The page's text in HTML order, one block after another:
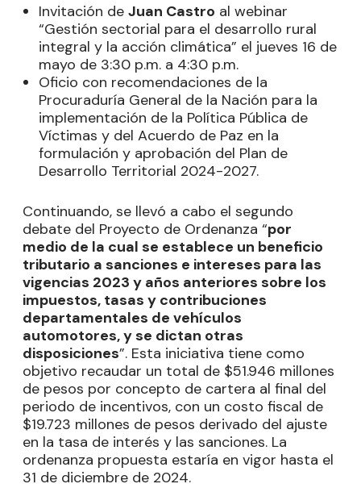
Invitación de Juan Castro al webinar
“Gestión sectorial para el desarrollo rural
integral y la acción climática” el jueves 16 de
mayo de 3:30 p.m. a 4:30 p.m.
Oficio con recomendaciones de la
Procuraduría General de la Nación para la
implementación de la Política Pública de
Víctimas y del Acuerdo de Paz en la
formulación y aprobación del Plan de
Desarrollo Territorial 2024-2027.
Continuando, se llevó a cabo el segundo
debate del Proyecto de Ordenanza “por
medio de la cual se establece un beneficio
tributario a sanciones e intereses para las
vigencias 2023 y años anteriores sobre los
impuestos, tasas y contribuciones
departamentales de vehículos
automotores, y se dictan otras
disposiciones”. Esta iniciativa tiene como
objetivo recaudar un total de $51.946 millones
de pesos por concepto de cartera al final del
periodo de incentivos, con un costo fiscal de
$19.723 millones de pesos derivado del ajuste
en la tasa de interés y las sanciones. La
ordenanza propuesta estaría en vigor hasta el
31 de diciembre de 2024.